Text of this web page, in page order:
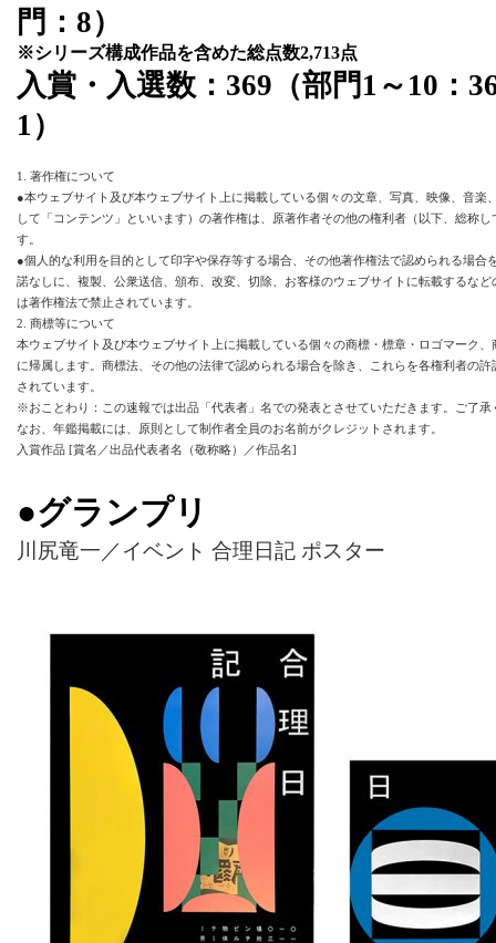
門：8）
※シリーズ構成作品を含めた総点数2,713点
入賞・入選数：369（部門1～10：
1）
1. 著作権について
●本ウェブサイト及び本ウェブサイト上に掲載している個々の文章、写真、映像、音楽
して「コンテンツ」といいます）の著作権は、原著作者その他の権利者（以下、総称
す。
●個人的な利用を目的として印字や保存等する場合、その他著作権法で認められる場合
諾なしに、複製、公衆送信、頒布、改変、切除、お客様のウェブサイトに転載するな
は著作権法で禁止されています。
2. 商標等について
本ウェブサイト及び本ウェブサイト上に掲載している個々の商標・標章・ロゴマーク
に帰属します。商標法、その他の法律で認められる場合を除き、これらを各権利者の
されています。
※おことわり：この速報では出品「代表者」名での発表とさせていただきます。ご了承
なお、年鑑掲載には、原則として制作者全員のお名前がクレジットされます。
入賞作品 [賞名／出品代表者名（敬称略）／作品名]
●グランプリ
川尻竜一／イベント 合理日記 ポスター